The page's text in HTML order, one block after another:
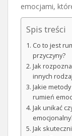
emocjami,
Spis treści
Co to jest
przyczyny?
Jak
innych
Jakie
rumień
Jak unikać
Jak